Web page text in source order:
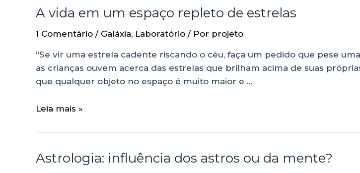
A vida em um espaço repleto de estrelas
1 Comentário / Galáxia, Laboratório / Por projeto
“Se vir uma estrela cadente riscando o céu, faça um pedido que pese
as crianças ouvem acerca das estrelas que brilham acima de suas
que qualquer objeto no espaço é muito maior e …
Leia mais »
Astrologia: influência dos astros ou da mente?